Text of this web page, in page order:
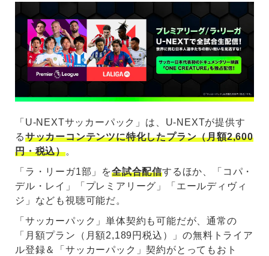
「U-NEXTサッカーパック」は、U-NEXTが提供す
るサッカーコンテンツに特化したプラン（月額2,600
円・税込）。
「ラ・リーガ1部」を全試合配信するほか、「コパ・
デル・レイ」「プレミアリーグ」「エールディヴィ
ジ」なども視聴可能だ。
「サッカーパック」単体契約も可能だが、通常の
「月額プラン（月額2,189円税込）」の無料トライア
ル登録＆「サッカーパック」契約がとってもおト